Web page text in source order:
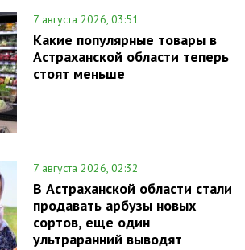
7 августа 2026, 03:51
Какие популярные товары в
Астраханской области теперь
стоят меньше
7 августа 2026, 02:32
В Астраханской области стали
продавать арбузы новых
сортов, еще один
ультраранний выводят